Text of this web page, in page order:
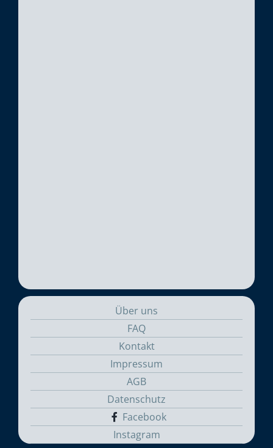
Über uns
FAQ
Kontakt
Impressum
AGB
Datenschutz
Facebook
Instagram